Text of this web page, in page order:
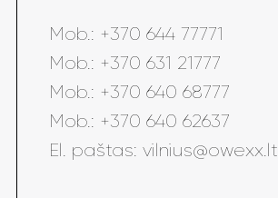
Mob.: +370 644 77771
Mob.: +370 631 21777
Mob.: +370 640 68777
Mob.: +370 640 62637
El. paštas: vilnius@owexx.lt